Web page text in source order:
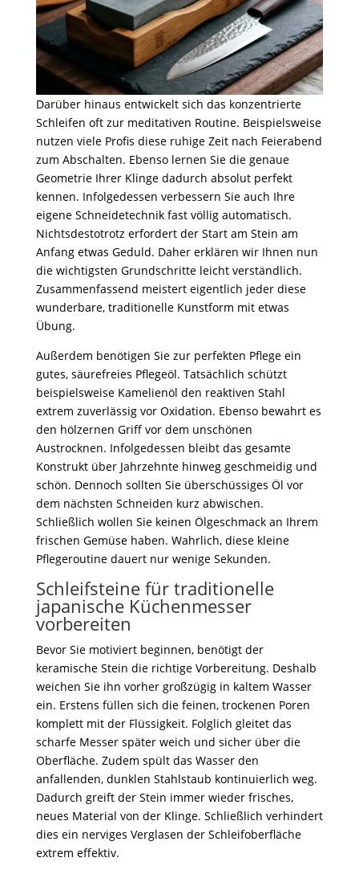
Darüber hinaus entwickelt sich das konzentrierte
Schleifen oft zur meditativen Routine. Beispielsweise
nutzen viele Profis diese ruhige Zeit nach Feierabend
zum Abschalten. Ebenso lernen Sie die genaue
Geometrie Ihrer Klinge dadurch absolut perfekt
kennen. Infolgedessen verbessern Sie auch Ihre
eigene Schneidetechnik fast völlig automatisch.
Nichtsdestotrotz erfordert der Start am Stein am
Anfang etwas Geduld. Daher erklären wir Ihnen nun
die wichtigsten Grundschritte leicht verständlich.
Zusammenfassend meistert eigentlich jeder diese
wunderbare, traditionelle Kunstform mit etwas
Übung.
Außerdem benötigen Sie zur perfekten Pflege ein
gutes, säurefreies Pflegeöl. Tatsächlich schützt
beispielsweise Kamelienöl den reaktiven Stahl
extrem zuverlässig vor Oxidation. Ebenso bewahrt es
den hölzernen Griff vor dem unschönen
Austrocknen. Infolgedessen bleibt das gesamte
Konstrukt über Jahrzehnte hinweg geschmeidig und
schön. Dennoch sollten Sie überschüssiges Öl vor
dem nächsten Schneiden kurz abwischen.
Schließlich wollen Sie keinen Ölgeschmack an Ihrem
frischen Gemüse haben. Wahrlich, diese kleine
Pflegeroutine dauert nur wenige Sekunden.
Schleifsteine für traditionelle
japanische Küchenmesser
vorbereiten
Bevor Sie motiviert beginnen, benötigt der
keramische Stein die richtige Vorbereitung. Deshalb
weichen Sie ihn vorher großzügig in kaltem Wasser
ein. Erstens füllen sich die feinen, trockenen Poren
komplett mit der Flüssigkeit. Folglich gleitet das
scharfe Messer später weich und sicher über die
Oberfläche. Zudem spült das Wasser den
anfallenden, dunklen Stahlstaub kontinuierlich weg.
Dadurch greift der Stein immer wieder frisches,
neues Material von der Klinge. Schließlich verhindert
dies ein nerviges Verglasen der Schleifoberfläche
extrem effektiv.